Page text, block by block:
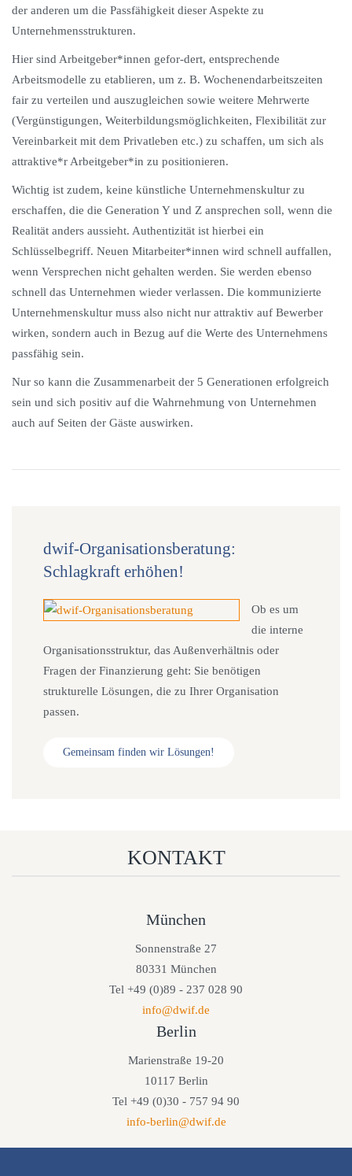
der anderen um die Passfähigkeit dieser Aspekte zu
Unternehmensstrukturen.
Hier sind Arbeitgeber*innen gefor-dert, entsprechende
Arbeitsmodelle zu etablieren, um z. B. Wochenendarbeitszeiten
fair zu verteilen und auszugleichen sowie weitere Mehrwerte
(Vergünstigungen, Weiterbildungsmöglichkeiten, Flexibilität zur
Vereinbarkeit mit dem Privatleben etc.) zu schaffen, um sich als
attraktive*r Arbeitgeber*in zu positionieren.
Wichtig ist zudem, keine künstliche Unternehmenskultur zu
erschaffen, die die Generation Y und Z ansprechen soll, wenn die
Realität anders aussieht. Authentizität ist hierbei ein
Schlüsselbegriff. Neuen Mitarbeiter*innen wird schnell auffallen,
wenn Versprechen nicht gehalten werden. Sie werden ebenso
schnell das Unternehmen wieder verlassen. Die kommunizierte
Unternehmenskultur muss also nicht nur attraktiv auf Bewerber
wirken, sondern auch in Bezug auf die Werte des Unternehmens
passfähig sein.
Nur so kann die Zusammenarbeit der 5 Generationen erfolgreich
sein und sich positiv auf die Wahrnehmung von Unternehmen
auch auf Seiten der Gäste auswirken.
dwif-Organisationsberatung:
Schlagkraft erhöhen!
Ob es um
die interne
Organisationsstruktur, das Außenverhältnis oder
Fragen der Finanzierung geht: Sie benötigen
strukturelle Lösungen, die zu Ihrer Organisation
passen.
Gemeinsam finden wir Lösungen!
KONTAKT
München
Sonnenstraße 27
80331 München
Tel +49 (0)89 - 237 028 90
info@dwif.de
Berlin
Marienstraße 19-20
10117 Berlin
Tel +49 (0)30 - 757 94 90
info-berlin@dwif.de